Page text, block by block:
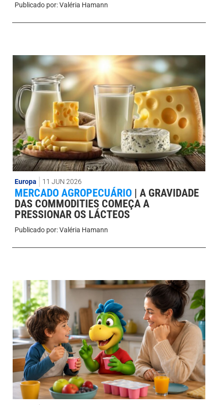
Publicado por:Valéria Hamann
Europa 11 JUN 2026
MERCADO AGROPECUÁRIO
A GRAVIDADE
DAS COMMODITIES COMEÇA A
PRESSIONAR OS LÁCTEOS
Publicado por:Valéria Hamann